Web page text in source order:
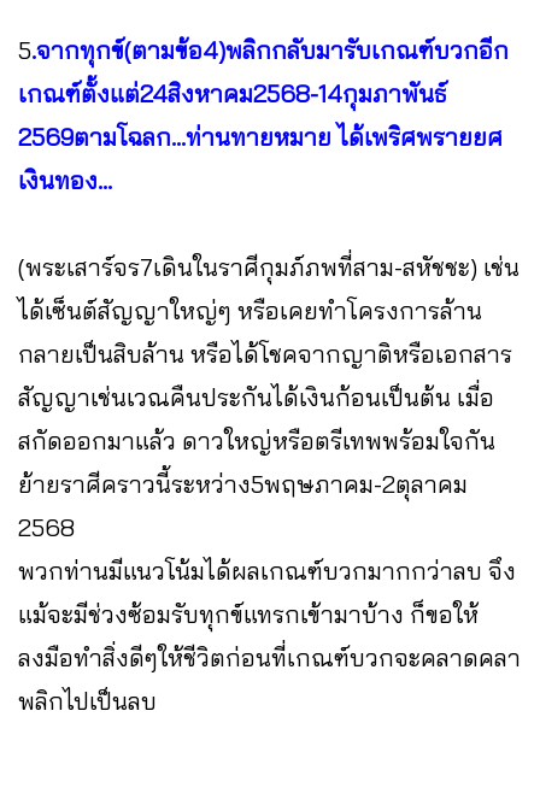
5.จากทุกข์(ตามข้อ4)พลิกกลับมารับเกณฑ์บวกอีก
เกณฑ์ตั้งแต่24สิงหาคม2568-14กุมภาพันธ์
2569ตามโฉลก...ท่านทายหมาย ได้เพริศพรายยศ
เงินทอง...
(พระเสาร์จร7เดินในราศีกุมภ์ภพที่สาม-สหัชชะ) เช่น
ได้เซ็นต์สัญญาใหญ่ๆ หรือเคยทำโครงการล้าน
กลายเป็นสิบล้าน หรือได้โชคจากญาติหรือเอกสาร
สัญญาเช่นเวณคืนประกันได้เงินก้อนเป็นต้น เมื่อ
สกัดออกมาแล้ว ดาวใหญ่หรือตรีเทพพร้อมใจกัน
ย้ายราศีคราวนี้ระหว่าง5พฤษภาคม-2ตุลาคม
2568
พวกท่านมีแนวโน้มได้ผลเกณฑ์บวกมากกว่าลบ จึง
แม้จะมีช่วงซ้อมรับทุกข์แทรกเข้ามาบ้าง ก็ขอให้
ลงมือทำสิ่งดีๆให้ชีวิตก่อนที่เกณฑ์บวกจะคลาดคลา
พลิกไปเป็นลบ